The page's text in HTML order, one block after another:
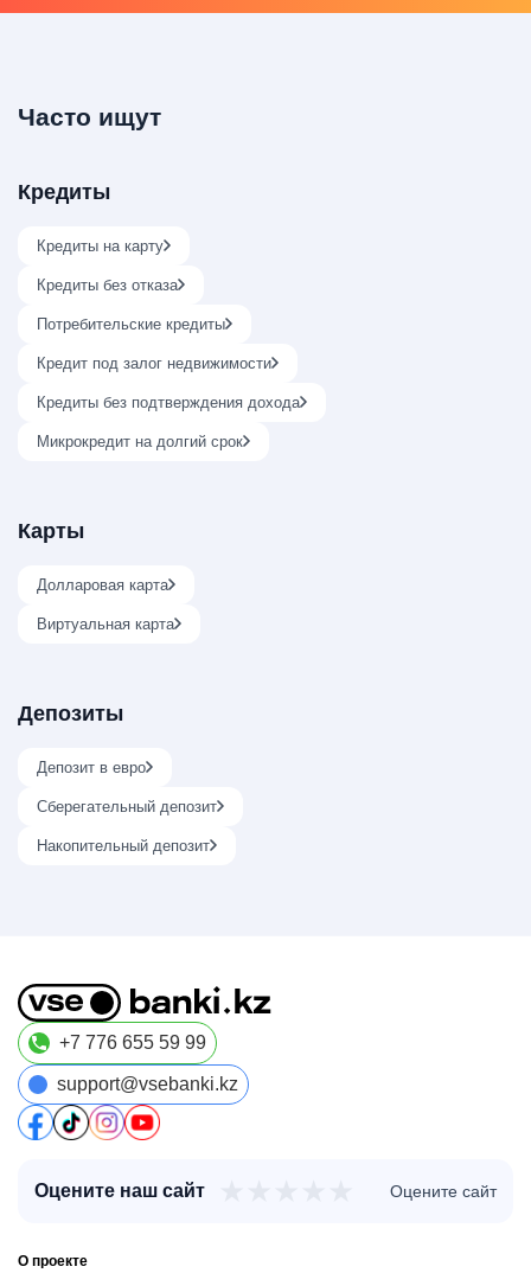
Часто ищут
Кредиты
Кредиты на карту
Кредиты без отказа
Потребительские кредиты
Кредит под залог недвижимости
Кредиты без подтверждения дохода
Микрокредит на долгий срок
Карты
Долларовая карта
Виртуальная карта
Депозиты
Депозит в евро
Сберегательный депозит
Накопительный депозит
+7 776 655 59 99
support@vsebanki.kz
Оцените наш сайт Оцените сайт
О проекте